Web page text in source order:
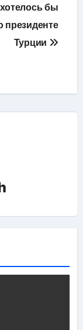
бы
президенте
Турции